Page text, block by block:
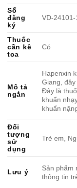
Số
đăng
ký
VD-24101-
Thuốc
cần kê
toa
Có
Mô tả
ngắn
Hapenxin
Giang,
Đây là
khuẩn
khuẩn
Đối
tượng
sử
dụng
Trẻ em,
Lưu ý
Sản phẩm
thông tin